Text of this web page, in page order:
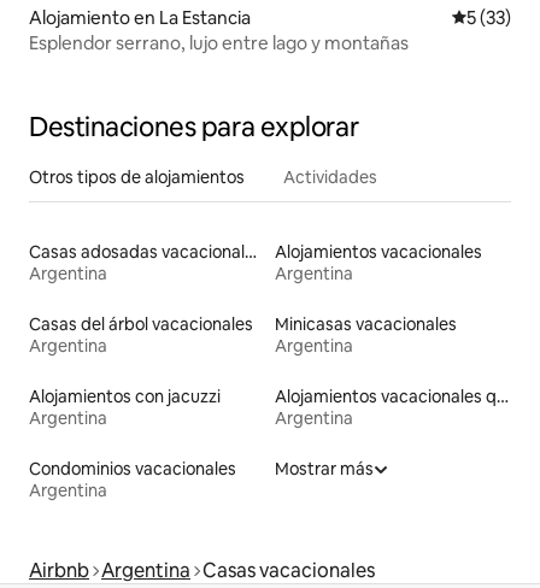
Alojamiento en La Estancia
5 (33)
Esplendor serrano, lujo entre lago y montañas
Destinaciones para explorar
Otros tipos de alojamientos Actividades
Casas adosadas vacacionales
Argentina
Alojamientos vacacionales
Argentina
Casas del árbol vacacionales
Argentina
Minicasas vacacionales
Argentina
Alojamientos con jacuzzi
Argentina
Alojamientos vacacionales que admiten mascotas
Argentina
Condominios vacacionales
Argentina
Mostrar más
Airbnb Argentina Casas vacacionales